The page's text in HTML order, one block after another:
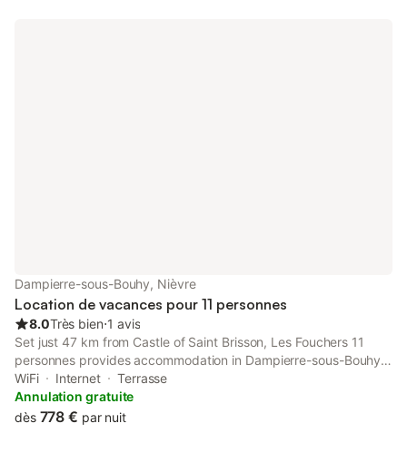
Dampierre-sous-Bouhy, Nièvre
Location de vacances pour 11 personnes
8.0Très bien⋅1 avis
Set just 47 km from Castle of Saint Brisson, Les Fouchers 11
personnes provides accommodation in Dampierre-sous-Bouhy
with access to a garden, barbecue facilities, as well as a shared
kitchen.
WiFi Internet
Terrasse
Annulation gratuite
dès 778 € par nuit